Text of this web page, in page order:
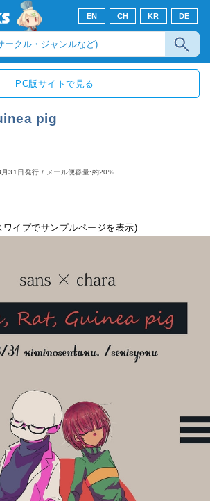
EN CH KR DE
PC版サイトで見る
pig
31日発行 / メール便容量:約20%
ワイプでサンプルページを表示)